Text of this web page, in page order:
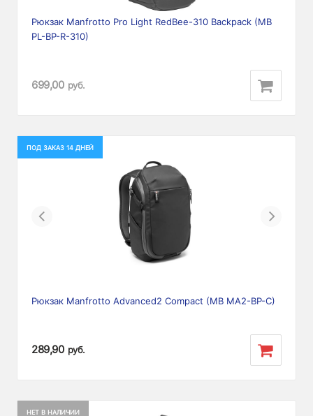
Рюкзак Manfrotto Pro Light RedBee-310 Backpack (MB
PL-BP-R-310)
699,00 руб.
ПОД ЗАКАЗ 14 ДНЕЙ
Previous Next
Рюкзак Manfrotto Advanced2 Compact (MB MA2-BP-C)
289,90 руб.
НЕТ В НАЛИЧИИ